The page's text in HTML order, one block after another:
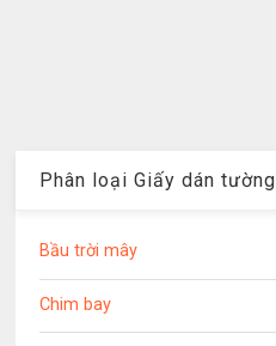
Phân loại Giấy dán tường
Bầu trời mây
Chim bay